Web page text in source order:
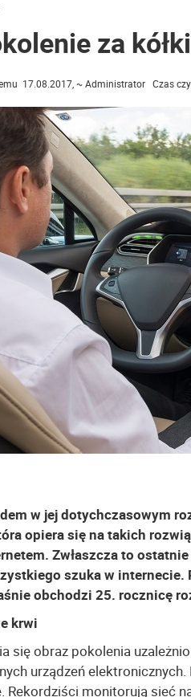
za
17.08.2017, ~ Administrator Czas
w jej dotychczasowym
opiera się na takich
Zwłaszcza to
szuka w
obchodzi 25. rocznicę
krwi
się obraz pokolenia
urządzeń
Rekordziści monitorują sieć